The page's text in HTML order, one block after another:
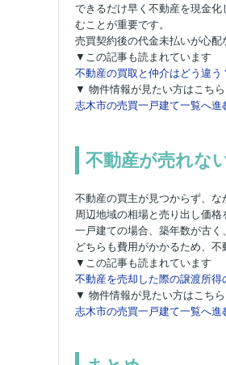
できるだけ早く不動産を現金
むことが重要です。
売買契約後の代金未払いが心配
▼この記事も読まれています
不動産の買取と仲介はどう違う
▼ 物件情報が見たい方はこち
志木市の売買一戸建て一覧へ進
不動産が売れな
不動産の買主が見つからず、な
周辺地域の相場と売り出し価
一戸建ての場合、築年数が古く
どちらも費用がかかるため、
▼この記事も読まれています
不動産を売却した際の譲渡所得
▼ 物件情報が見たい方はこち
志木市の売買一戸建て一覧へ進